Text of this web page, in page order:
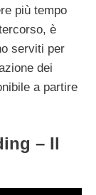
più tempo
è
serviti per
dei
a partire
– Il